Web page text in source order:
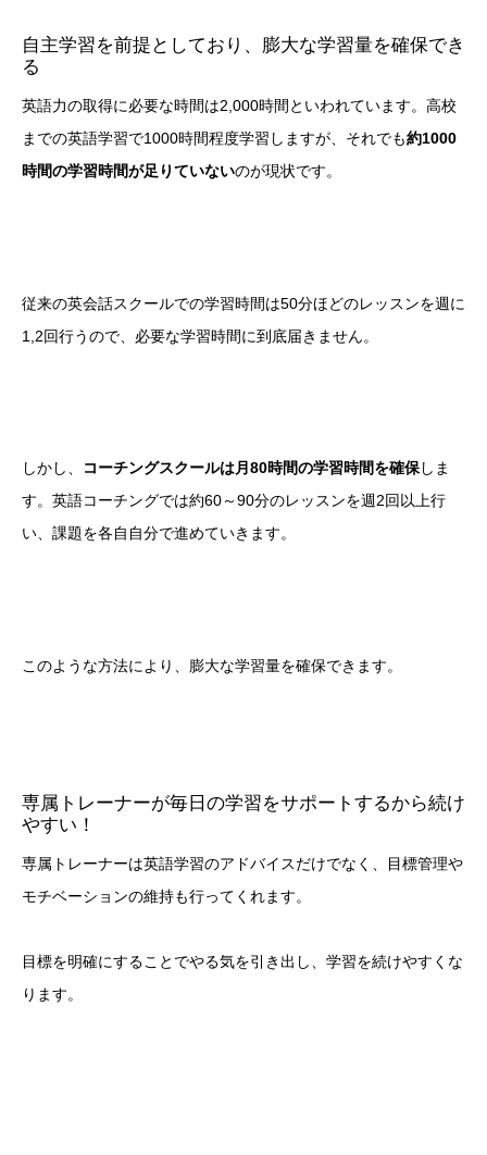
自主学習を前提としており、膨大な学習量を確保でき
る
英語力の取得に必要な時間は2,000時間といわれています。高校
までの英語学習で1000時間程度学習しますが、それでも約1000
時間の学習時間が足りていないのが現状です。
従来の英会話スクールでの学習時間は50分ほどのレッスンを週に
1,2回行うので、必要な学習時間に到底届きません。
しかし、 コーチングスクールは月80時間の学習時間を確保しま
す。英語コーチングでは約60～90分のレッスンを週2回以上行
い、課題を各自自分で進めていきます。
このような方法により、膨大な学習量を確保できます。
専属トレーナーが毎日の学習をサポートするから続け
やすい！
専属トレーナーは英語学習のアドバイスだけでなく、目標管理や
モチベーションの維持も行ってくれます。
目標を明確にすることでやる気を引き出し、学習を続けやすくな
ります。